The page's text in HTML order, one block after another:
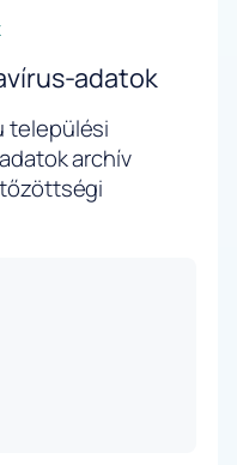
adatok
települési
archív